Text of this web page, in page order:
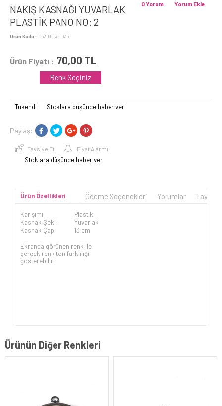
NAKIŞ KASNAĞI YUVARLAK
PLASTİK PANO NO: 2
Ürün Kodu : 1153.003.0623
Yorum Ekle
0 Yorum
Ürün Fiyatı : 70,00 TL
Renk Seçiniz
Tükendi Stoklara düşünce haber ver
Paylaş:
Tavsiye Et Fiyat Alarmı
Stoklara düşünce haber ver
Ürün Özellikleri Ödeme Seçenekleri Yorumlar
Karışımı
Plastik
Kasnak Şekli
Yuvarlak
Kasnak Çap
13 cm
Ekranda görünen renk ile
gerçek renk ton farklılığı
gösterebilir.
Ürünün Diğer Renkleri